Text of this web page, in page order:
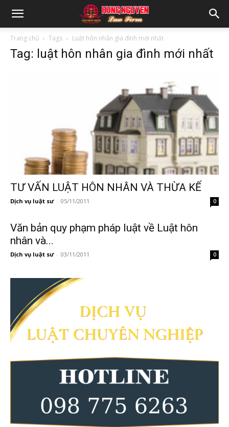
Trang chủ Tags Luật hôn nhân gia đình mới nhất
Tag: luật hôn nhân gia đình mới nhất
TƯ VẤN LUẬT HÔN NHÂN VÀ THỪA KẾ
Dịch vụ luật sư - 05/11/2011 0
Văn bản quy phạm pháp luật về Luật hôn
nhân và...
Dịch vụ luật sư - 03/11/2011 0